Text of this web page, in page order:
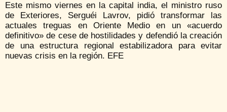
Este mismo viernes en la capital india, el ministro ruso
de Exteriores, Serguéi Lavrov, pidió transformar las
actuales treguas en Oriente Medio en un «acuerdo
definitivo» de cese de hostilidades y defendió la creación
de una estructura regional estabilizadora para evitar
nuevas crisis en la región. EFE